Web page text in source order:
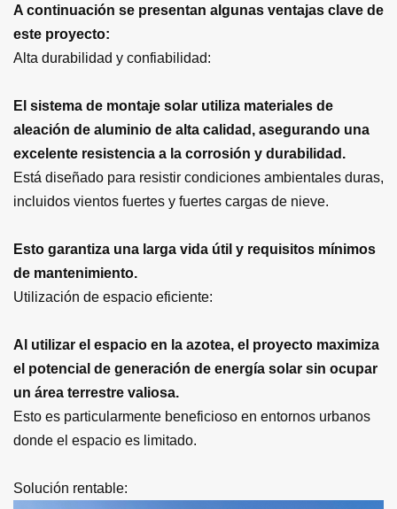
A continuación se presentan algunas ventajas clave de
este proyecto:
Alta durabilidad y confiabilidad:
El sistema de montaje solar utiliza materiales de
aleación de aluminio de alta calidad, asegurando una
excelente resistencia a la corrosión y durabilidad.
Está diseñado para resistir condiciones ambientales duras,
incluidos vientos fuertes y fuertes cargas de nieve.
Esto garantiza una larga vida útil y requisitos mínimos
de mantenimiento.
Utilización de espacio eficiente:
Al utilizar el espacio en la azotea, el proyecto maximiza
el potencial de generación de energía solar sin ocupar
un área terrestre valiosa.
Esto es particularmente beneficioso en entornos urbanos
donde el espacio es limitado.
Solución rentable: